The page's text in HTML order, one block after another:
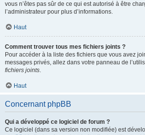
vous n’êtes pas sûr de ce qui est autorisé à être
l’administrateur pour plus d’informations.
Haut
Comment trouver tous mes fichiers joints ?
Pour accéder à la liste des fichiers que vous avez
messages privés, allez dans votre panneau de
fichiers joints.
Haut
Concernant phpBB
Qui a développé ce logiciel de forum ?
Ce logiciel (dans sa version non modifiée) est